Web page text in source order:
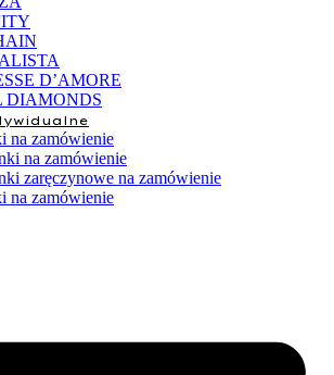
D’AMORE
DIAMONDS
na zamówienie
na zamówienie
zaręczynowe na zamówienie
na zamówienie